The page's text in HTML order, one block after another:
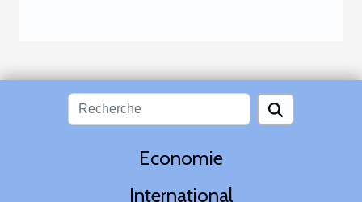
Economie
International